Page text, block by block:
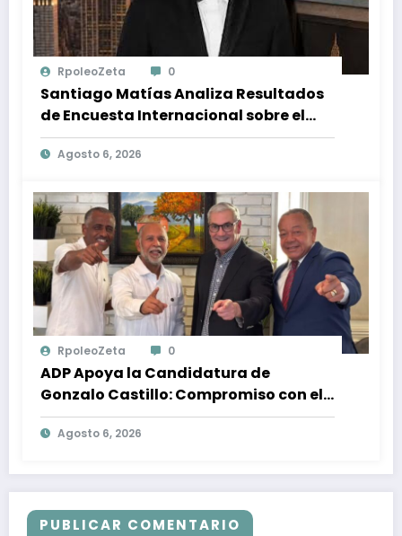
RpoleoZeta 0
Santiago Matías Analiza Resultados
de Encuesta Internacional sobre el
Panorama Político en República
Dominicana: Tendencias y Opiniones
Agosto 6, 2026
RpoleoZeta 0
ADP Apoya la Candidatura de
Gonzalo Castillo: Compromiso con el
Desarrollo Nacional y la Participación
Política
Agosto 6, 2026
PUBLICAR COMENTARIO